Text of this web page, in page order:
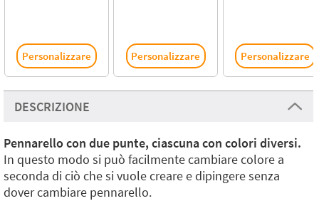
Personalizzare Personalizzare Personalizzare
DESCRIZIONE
Pennarello con due punte, ciascuna con colori diversi.
In questo modo si può facilmente cambiare colore a
seconda di ciò che si vuole creare e dipingere senza
dover cambiare pennarello.